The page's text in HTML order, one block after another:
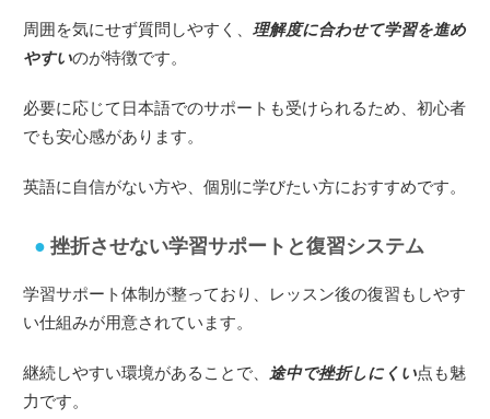
周囲を気にせず質問しやすく、 理解度に合わせて学習を進め
やすいのが特徴です。
必要に応じて日本語でのサポートも受けられるため、初心者
でも安心感があります。
英語に自信がない方や、個別に学びたい方におすすめです。
挫折させない学習サポートと復習システム
学習サポート体制が整っており、レッスン後の復習もしやす
い仕組みが用意されています。
継続しやすい環境があることで、 途中で挫折しにくい点も魅
力です。